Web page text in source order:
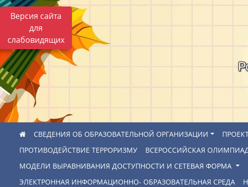
Версия сайта
для
слабовидящих
СВЕДЕНИЯ ОБ ОБРАЗОВАТЕЛЬНОЙ ОРГАНИЗАЦИИ
ПРОТИВОДЕЙСТВИЕ ТЕРРОРИЗМУ
ВСЕРОССИЙСКАЯ
МОДЕЛИ ВЫРАВНИВАНИЯ ДОСТУПНОСТИ И СЕТЕВАЯ ФОРМА
ЭЛЕКТРОННАЯ ИНФОРМАЦИОННО- ОБРАЗОВАТЕЛЬНАЯ СРЕДА